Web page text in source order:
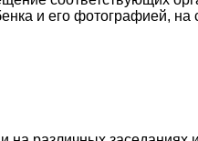
и его фотографией, на